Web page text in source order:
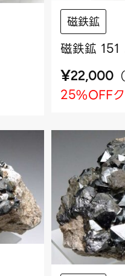
磁鉄鉱
磁鉄鉱 151
¥22,000 （
25%OFF